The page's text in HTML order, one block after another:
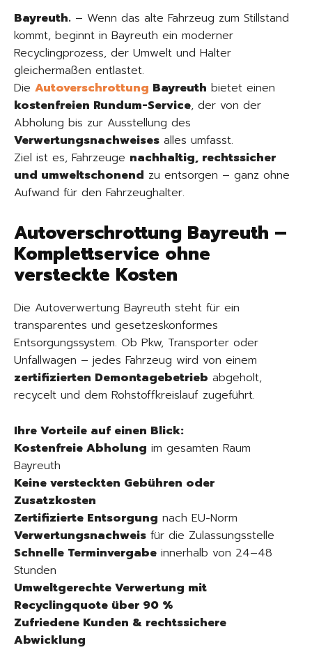
Bayreuth. – Wenn das alte Fahrzeug zum Stillstand
kommt, beginnt in Bayreuth ein moderner
Recyclingprozess, der Umwelt und Halter
gleichermaßen entlastet.
Die Autoverschrottung Bayreuth bietet einen
kostenfreien Rundum-Service, der von der
Abholung bis zur Ausstellung des
Verwertungsnachweises alles umfasst.
Ziel ist es, Fahrzeuge nachhaltig, rechtssicher
und umweltschonend zu entsorgen – ganz ohne
Aufwand für den Fahrzeughalter.
Autoverschrottung Bayreuth –
Komplettservice ohne
versteckte Kosten
Die Autoverwertung Bayreuth steht für ein
transparentes und gesetzeskonformes
Entsorgungssystem. Ob Pkw, Transporter oder
Unfallwagen – jedes Fahrzeug wird von einem
zertifizierten Demontagebetrieb abgeholt,
recycelt und dem Rohstoffkreislauf zugeführt.
Ihre Vorteile auf einen Blick:
Kostenfreie Abholung im gesamten Raum
Bayreuth
Keine versteckten Gebühren oder
Zusatzkosten
Zertifizierte Entsorgung nach EU-Norm
Verwertungsnachweis für die Zulassungsstelle
Schnelle Terminvergabe innerhalb von 24–48
Stunden
Umweltgerechte Verwertung mit
Recyclingquote über 90 %
Zufriedene Kunden & rechtssichere
Abwicklung